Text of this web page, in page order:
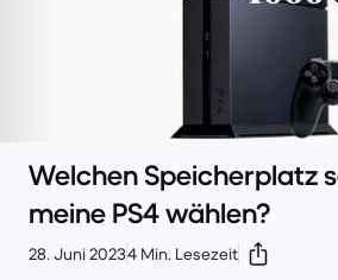
Welchen Speicherplatz
meine PS4 wählen?
28. Juni 20234 Min. Lesezeit